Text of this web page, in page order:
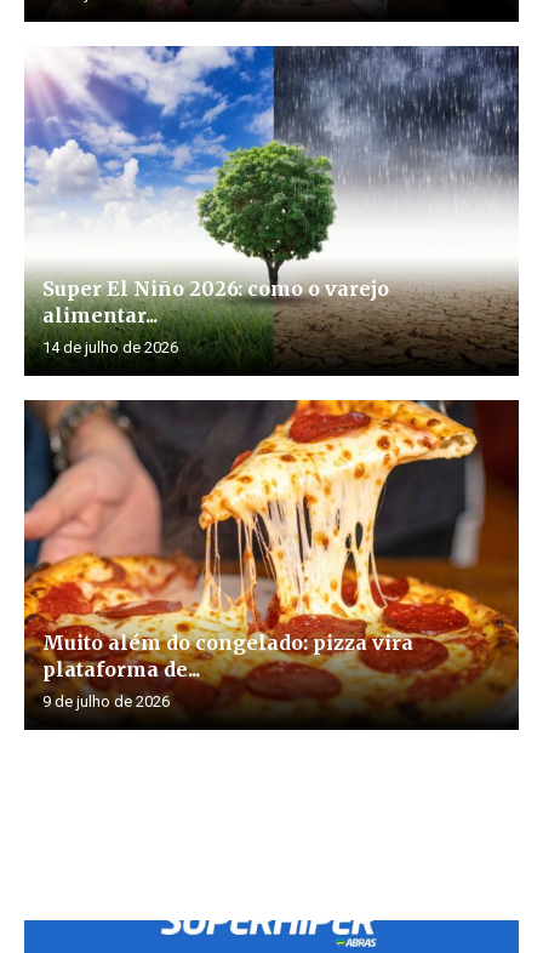
Super El Niño 2026: como o varejo
alimentar...
14 de julho de 2026
Muito além do congelado: pizza vira
plataforma de...
9 de julho de 2026